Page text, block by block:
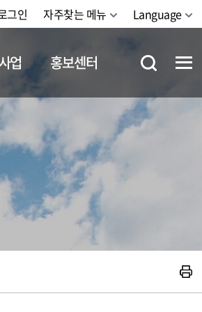
그인 자주찾는 메뉴 Language
업 홍보센터